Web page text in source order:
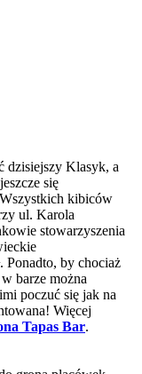
dzisiejszy Klasyk, a
się
kibiców
ul. Karola
stowarzyszenia
Ponadto, by chociaż
barze można
poczuć się jak na
Więcej
Tapas Bar.